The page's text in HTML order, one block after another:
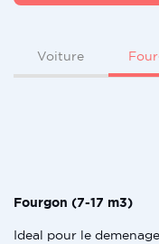
Voiture
Fourgon (7-17 m3)
Ideal pour le